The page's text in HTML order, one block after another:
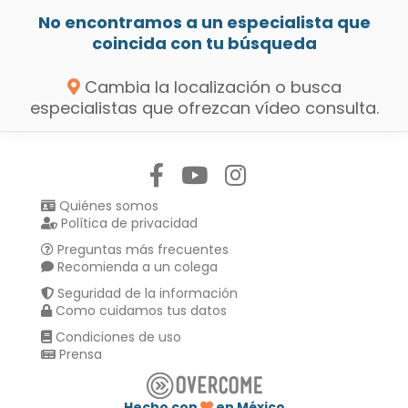
No encontramos a un especialista que
coincida con tu búsqueda
Cambia la localización o busca
especialistas que ofrezcan vídeo consulta.
Quiénes somos
Política de privacidad
Preguntas más frecuentes
Recomienda a un colega
Seguridad de la información
Como cuidamos tus datos
Condiciones de uso
Prensa